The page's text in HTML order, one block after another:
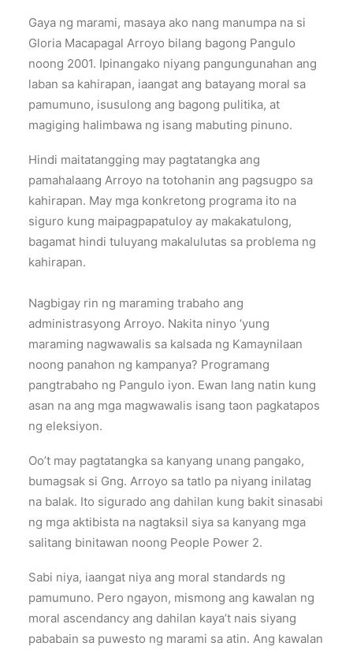
Gaya ng marami, masaya ako nang manumpa na si
Gloria Macapagal Arroyo bilang bagong Pangulo
noong 2001. Ipinangako niyang pangungunahan ang
laban sa kahirapan, iaangat ang batayang moral sa
pamumuno, isusulong ang bagong pulitika, at
magiging halimbawa ng isang mabuting pinuno.
Hindi maitatangging may pagtatangka ang
pamahalaang Arroyo na totohanin ang pagsugpo sa
kahirapan. May mga konkretong programa ito na
siguro kung maipagpapatuloy ay makakatulong,
bagamat hindi tuluyang makalulutas sa problema ng
kahirapan.
Nagbigay rin ng maraming trabaho ang
administrasyong Arroyo. Nakita ninyo ‘yung
maraming nagwawalis sa kalsada ng Kamaynilaan
noong panahon ng kampanya? Programang
pangtrabaho ng Pangulo iyon. Ewan lang natin kung
asan na ang mga magwawalis isang taon pagkatapos
ng eleksiyon.
Oo’t may pagtatangka sa kanyang unang pangako,
bumagsak si Gng. Arroyo sa tatlo pa niyang inilatag
na balak. Ito sigurado ang dahilan kung bakit sinasabi
ng mga aktibista na nagtaksil siya sa kanyang mga
salitang binitawan noong People Power 2.
Sabi niya, iaangat niya ang moral standards ng
pamumuno. Pero ngayon, mismong ang kawalan ng
moral ascendancy ang dahilan kaya’t nais siyang
pababain sa puwesto ng marami sa atin. Ang kawalan